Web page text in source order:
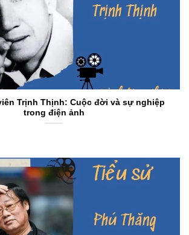
Trịnh Thịnh: Cuộc đời và sự nghiệp
trong điện ảnh